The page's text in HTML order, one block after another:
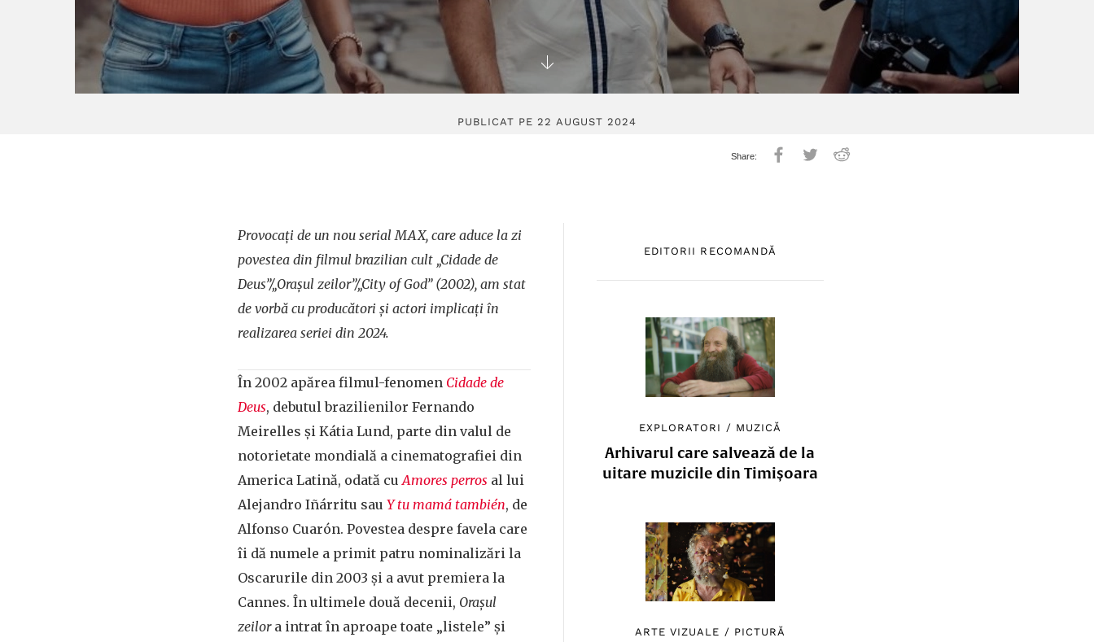
PUBLICAT PE 22 AUGUST 2024
EDITORII RECOMANDĂ
EXPLORATORI / MUZICĂ
Arhivarul care salvează de la
uitare muzicile din Timișoara
ARTE VIZUALE / PICTURĂ
Provocați de un nou serial MAX, care aduce la zi
povestea din filmul brazilian cult „Cidade de
Deus”/„Orașul zeilor”/„City of God” (2002), am stat
de vorbă cu producători și actori implicați în
realizarea seriei din 2024.
În 2002 apărea filmul-fenomen Cidade de
Deus, debutul brazilienilor Fernando
Meirelles și Kátia Lund, parte din valul de
notorietate mondială a cinematografiei din
America Latină, odată cuAmores perros al lui
Alejandro Iñárritu sau Y tu mamá también, de
Alfonso Cuarón. Povestea despre favela care
îi dă numele a primit patru nominalizări la
Oscarurile din 2003 și a avut premiera la
Cannes. În ultimele două decenii, Orașul
zeilora intrat în aproape toate „listele” și